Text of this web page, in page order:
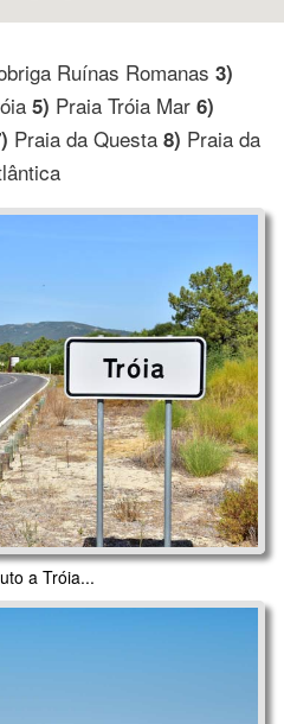
Ruínas Romanas 3)
5) Praia Tróia Mar 6)
Praia da Questa 8) Praia da
a Tróia...